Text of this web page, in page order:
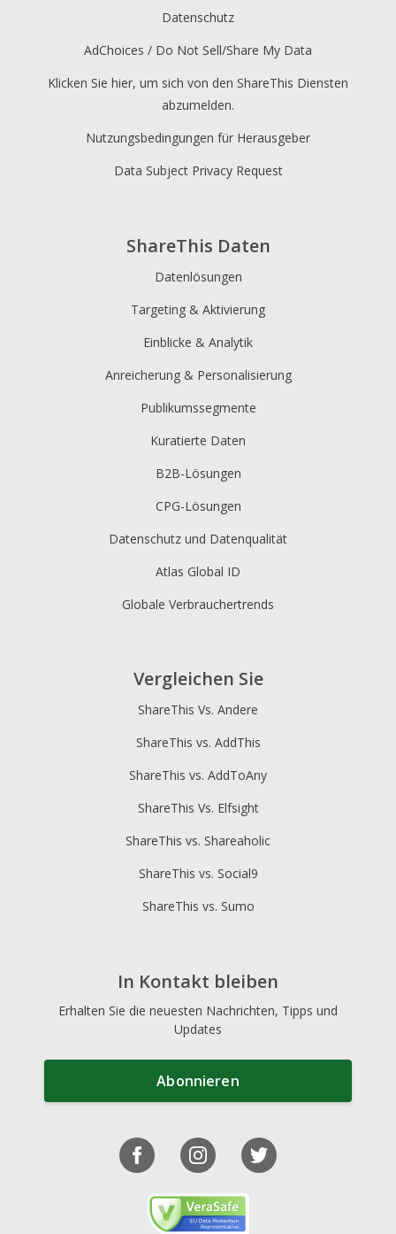
ShareThis Daten
Datenlösungen
Targeting & Aktivierung
Einblicke & Analytik
Anreicherung & Personalisierung
Publikumssegmente
Kuratierte Daten
B2B-Lösungen
CPG-Lösungen
Datenschutz und Datenqualität
Atlas Global ID
Globale Verbrauchertrends
Datenschutz
AdChoices / Do Not Sell/Share My Data
Klicken Sie hier, um sich von den ShareThis Diensten
abzumelden.
Nutzungsbedingungen für Herausgeber
Data Subject Privacy Request
Vergleichen Sie
ShareThis Vs. Andere
ShareThis vs. AddThis
ShareThis vs. AddToAny
ShareThis Vs. Elfsight
ShareThis vs. Shareaholic
ShareThis vs. Social9
ShareThis vs. Sumo
In Kontakt bleiben
Erhalten Sie die neuesten Nachrichten, Tipps und
Updates
Abonnieren